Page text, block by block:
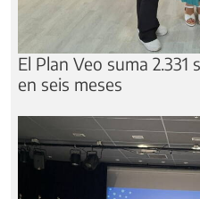
El Plan Veo suma 2.331
en seis meses